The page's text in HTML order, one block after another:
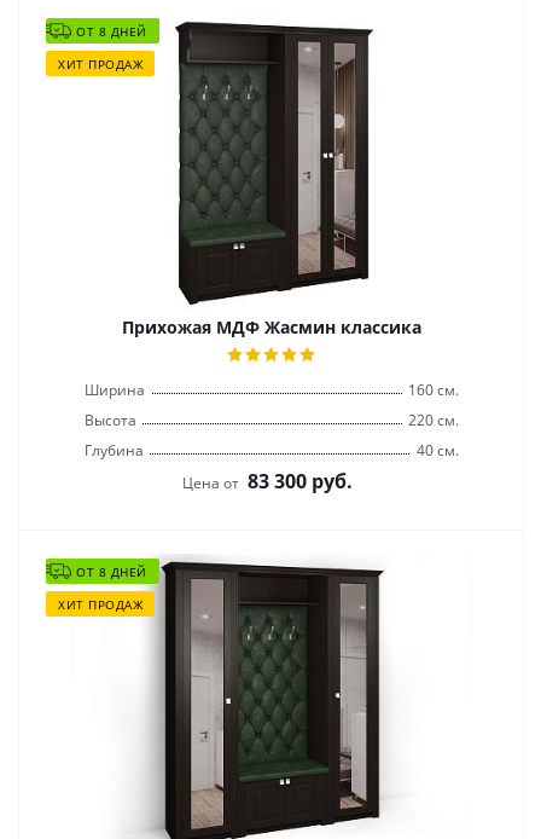
ОТ 8 ДНЕЙ
ХИТ ПРОДАЖ
Прихожая МДФ Жасмин классика
Ширина
160 см.
Высота
220 см.
Глубина
40 см.
Цена от 83 300 руб.
ОТ 8 ДНЕЙ
ХИТ ПРОДАЖ